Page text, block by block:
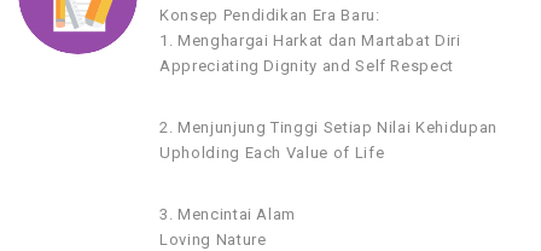
Konsep Pendidikan Era Baru:
1. Menghargai Harkat dan Martabat Diri
Appreciating Dignity and Self Respect
2. Menjunjung Tinggi Setiap Nilai Kehidupan
Upholding Each Value of Life
3. Mencintai Alam
Loving Nature